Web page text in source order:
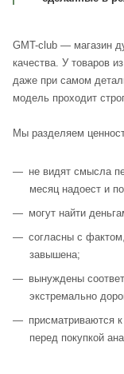
GMT-club — магазин
качества. У товаров
даже при самом
модель проходит
Мы разделяем
не видят смысла
месяц надоест и
могут найти
согласны с
завышена;
вынуждены
экстремально
присматриваются
перед покупкой